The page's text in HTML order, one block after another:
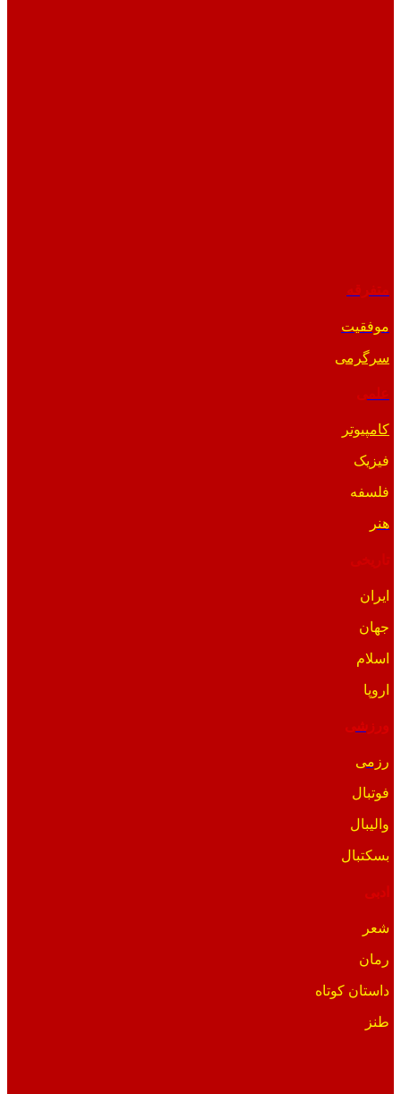
موفقیت
سرگرمی
کامپیوتر
فیزیک
فلسفه
هنر
ایران
جهان
اسلام
اروپا
ورزشی
رزمی
فوتبال
والیبال
بسکتبال
ادبی
شعر
رمان
داستان کوتاه
طنز